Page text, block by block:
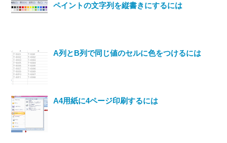
ペイントの文字列を縦書きにするには
A列とB列で同じ値のセルに色をつけるには
A4用紙に4ページ印刷するには